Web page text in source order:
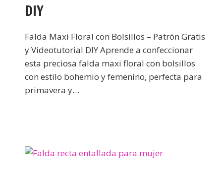
DIY
Falda Maxi Floral con Bolsillos – Patrón Gratis
y Videotutorial DIY Aprende a confeccionar
esta preciosa falda maxi floral con bolsillos
con estilo bohemio y femenino, perfecta para
primavera y…